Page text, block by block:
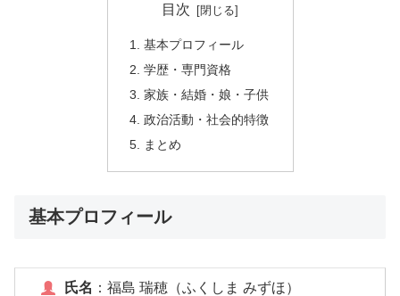
目次
基本プロフィール
学歴・専門資格
家族・結婚・娘・子供
政治活動・社会的特徴
まとめ
基本プロフィール
氏名 ：福島 瑞穂（ふくしま みずほ）